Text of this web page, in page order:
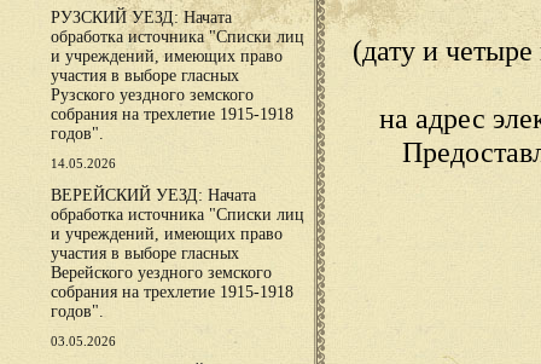
РУЗСКИЙ УЕЗД: Начата
обработка источника "Списки лиц
и учреждений, имеющих право
участия в выборе гласных
Рузского уездного земского
собрания на трехлетие 1915-1918
годов".
14.05.2026
ВЕРЕЙСКИЙ УЕЗД: Начата
обработка источника "Списки лиц
и учреждений, имеющих право
участия в выборе гласных
Верейского уездного земского
собрания на трехлетие 1915-1918
годов".
03.05.2026
(дату и
на адрес